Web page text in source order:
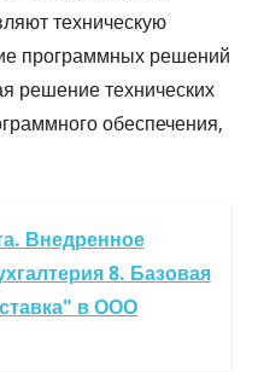
техническую
программных решений
решение технических
обеспечения,
Внедренное
8. Базовая
в ООО